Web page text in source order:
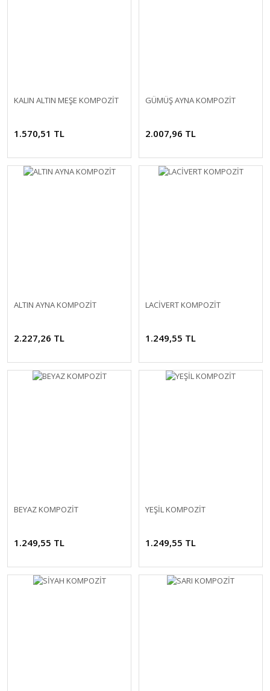
KALIN ALTIN MEŞE KOMPOZİT
1.570,51 TL
GÜMÜŞ AYNA KOMPOZİT
2.007,96 TL
ALTIN AYNA KOMPOZİT
2.227,26 TL
LACİVERT KOMPOZİT
1.249,55 TL
BEYAZ KOMPOZİT
1.249,55 TL
YEŞİL KOMPOZİT
1.249,55 TL